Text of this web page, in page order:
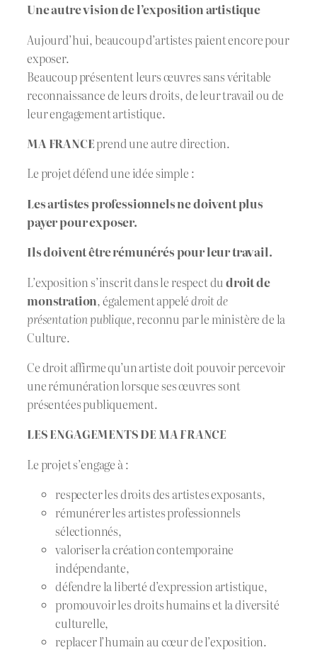
Une autre vision de l’exposition artistique
Aujourd’hui, beaucoup d’artistes paient encore pour
exposer.
Beaucoup présentent leurs œuvres sans véritable
reconnaissance de leurs droits, de leur travail ou de
leur engagement artistique.
MA FRANCEprend une autre direction.
Le projet défend une idée simple :
Les artistes professionnels ne doivent plus
payer pour exposer.
Ils doivent être rémunérés pour leur travail.
L’exposition s’inscrit dans le respect dudroit de
monstration, également appelédroit de
présentation publique, reconnu par le ministère de la
Culture.
Ce droit affirme qu’un artiste doit pouvoir percevoir
une rémunération lorsque ses œuvres sont
présentées publiquement.
LES ENGAGEMENTS DEMA FRANCE
Le projet s’engage à :
respecter les droits des artistes exposants,
rémunérer les artistes professionnels
sélectionnés,
valoriser la création contemporaine
indépendante,
défendre la liberté d’expression artistique,
promouvoir les droits humains et la diversité
culturelle,
replacer l’humain au cœur de l’exposition.